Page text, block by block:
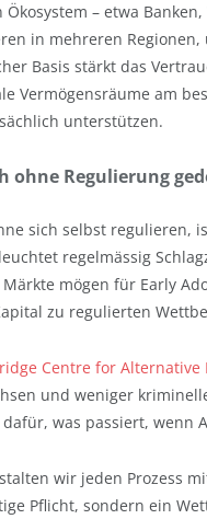
– etwa
in mehreren
Basis stärkt das
Vermögensräume am
unterstützen.
ohne Regulierung
sich selbst regulieren,
regelmässig
mögen für Early
zu regulierten
Centre for Alternative
und weniger
was passiert, wenn
wir jeden Prozess
Pflicht, sondern ein